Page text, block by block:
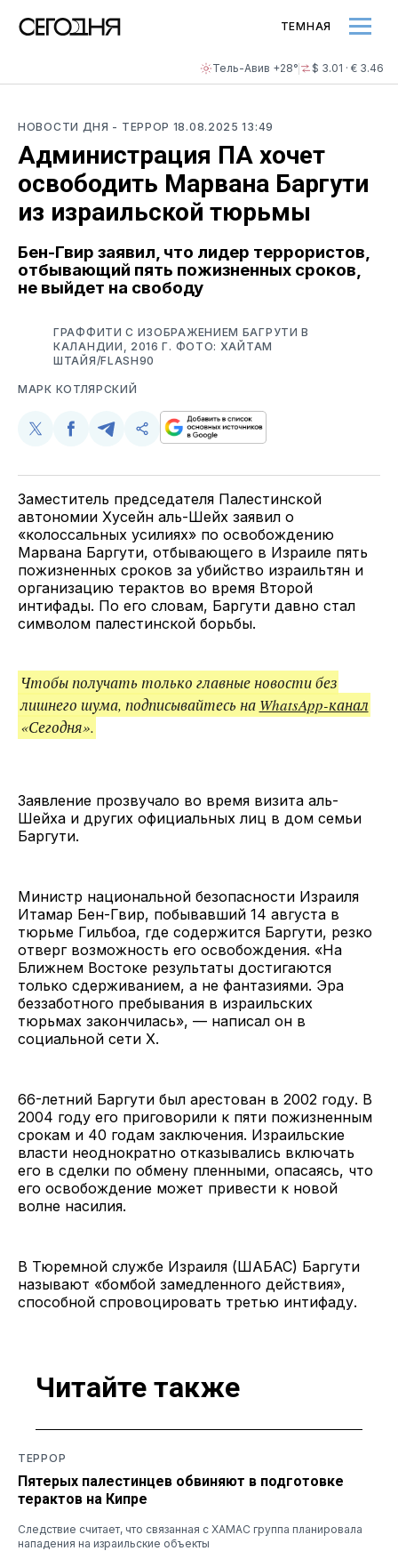
Тель-Авив +28° $ 3.01 · € 3.46
ТЕМНАЯ
НОВОСТИ ДНЯ - ТЕРРОР 18.08.2025 13:49
Администрация ПА хочет
освободить Марвана Баргути
из израильской тюрьмы
Бен-Гвир заявил, что лидер террористов,
отбывающий пять пожизненных сроков,
не выйдет на свободу
ГРАФФИТИ С ИЗОБРАЖЕНИЕМ БАГРУТИ В
КАЛАНДИИ, 2016 Г. ФОТО: ХАЙТАМ
ШТАЙЯ/FLASH90
МАРК КОТЛЯРСКИЙ
Поделиться
Twitter
Поделиться
Facebook
Поделиться
Telegram
Скопируйте
поделитесь
Заместитель председателя Палестинской
автономии Хусейн аль-Шейх заявил о
«колоссальных усилиях» по освобождению
Марвана Баргути, отбывающего в Израиле пять
пожизненных сроков за убийство израильтян и
организацию терактов во время Второй
интифады. По его словам, Баргути давно стал
символом палестинской борьбы.
Чтобы получать только главные новости без
лишнего шума, подписывайтесь на WhatsApp-канал
«Сегодня».
Заявление прозвучало во время визита аль-
Шейха и других официальных лиц в дом семьи
Баргути.
Министр национальной безопасности Израиля
Итамар Бен-Гвир, побывавший 14 августа в
тюрьме Гильбоа, где содержится Баргути, резко
отверг возможность его освобождения. «На
Ближнем Востоке результаты достигаются
только сдерживанием, а не фантазиями. Эра
беззаботного пребывания в израильских
тюрьмах закончилась», — написал он в
социальной сети X.
66-летний Баргути был арестован в 2002 году. В
2004 году его приговорили к пяти пожизненным
срокам и 40 годам заключения. Израильские
власти неоднократно отказывались включать
его в сделки по обмену пленными, опасаясь, что
его освобождение может привести к новой
волне насилия.
В Тюремной службе Израиля (ШАБАС) Баргути
называют «бомбой замедленного действия»,
способной спровоцировать третью интифаду.
Читайте также
ТЕРРОР
Пятерых палестинцев обвиняют в подготовке
терактов на Кипре
Следствие считает, что связанная с ХАМАС группа планировала
нападения на израильские объекты